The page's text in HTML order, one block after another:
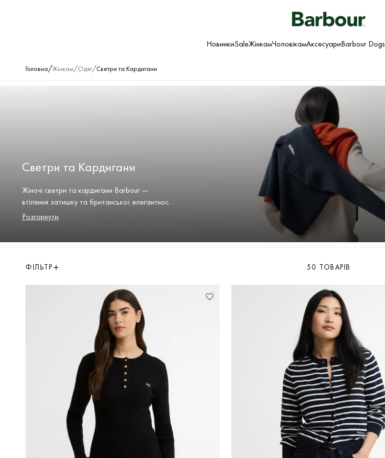
НовинкиSaleЖінкамЧоловікамАксесуариBarbour Dogs
Головна/Жінкам/Одяг/Светри та Кардигани
Светри та Кардигани
Жіночі светри та кардигани Barbour —
втілення затишку та британської елегантності.
М’яка вовна та бавовна дарують тепло, а
Розгорнути
ФІЛЬТР 50 ТОВАРІВ